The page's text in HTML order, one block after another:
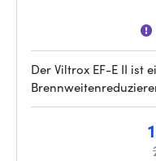
Der Viltrox EF-E II ist